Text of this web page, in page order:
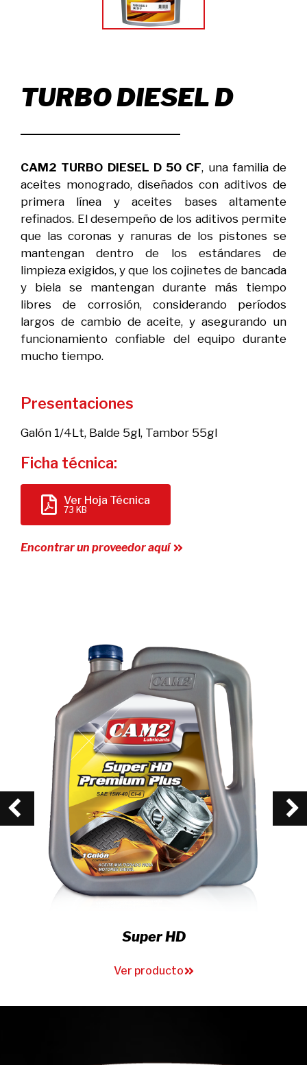
TURBO DIESEL D
CAM2 TURBO DIESEL D 50 CF, una familia de
aceites monogrado, diseñados con aditivos de
primera línea y aceites bases altamente
refinados. El desempeño de los aditivos permite
que las coronas y ranuras de los pistones se
mantengan dentro de los estándares de
limpieza exigidos, y que los cojinetes de bancada
y biela se mantengan durante más tiempo
libres de corrosión, considerando períodos
largos de cambio de aceite, y asegurando un
funcionamiento confiable del equipo durante
mucho tiempo.
Presentaciones
Galón 1/4Lt, Balde 5gl, Tambor 55gl
Ficha técnica:
Ver Hoja Técnica
73 KB
Encontrar un proveedor aquí
Marine Premium